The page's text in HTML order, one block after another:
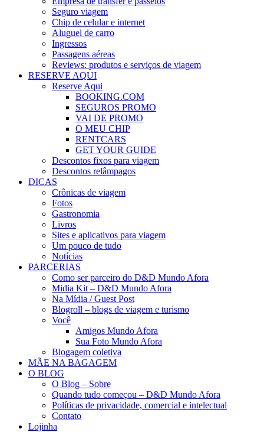
Seguro viagem
Chip de celular e internet
Aluguel de carro
Ingressos
Passagens aéreas
Reviews: produtos e serviços de viagem
RESERVE AQUI
Reserve Aqui
BOOKING.COM
SEGUROS PROMO
VAI DE PROMO
O MEU CHIP
RENTCARS
GET YOUR GUIDE
Descontos fixos para viagem
Descontos relâmpagos
DICAS
Crônicas de viagem
Fotos
Gastronomia
Livros
Sites e aplicativos para viagem
Um pouco de tudo
Notícias
PARCERIAS
Como ser parceiro do D&D Mundo Afora
Midia Kit – D&D Mundo Afora
Na Mídia / Guest Post
Blogroll – blogs de viagem e turismo
Você
Amigos Mundo Afora
Sua Foto Mundo Afora
Blogagem coletiva
MÃE NA BAGAGEM
O BLOG
O Blog – Sobre
Quando tudo começou – D&D Mundo Afora
Políticas de privacidade, comercial e intelectual
Contato
Lojinha